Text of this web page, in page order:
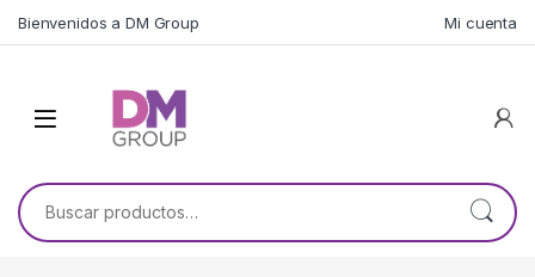
Bienvenidos a DM Group Mi cuenta
Buscar por: